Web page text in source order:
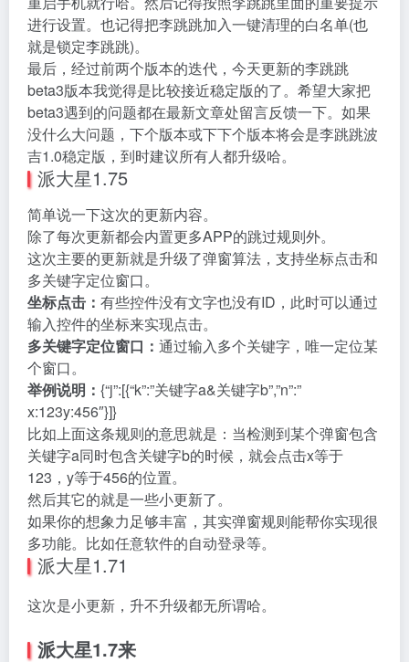
进行设置。也记得把李跳跳加入一键清理的白名单(也
就是锁定李跳跳)。
最后，经过前两个版本的迭代，今天更新的李跳跳
beta3版本我觉得是比较接近稳定版的了。希望大家把
beta3遇到的问题都在最新文章处留言反馈一下。如果
没什么大问题，下个版本或下下个版本将会是李跳跳波
吉1.0稳定版，到时建议所有人都升级哈。
派大星1.75
简单说一下这次的更新内容。
除了每次更新都会内置更多APP的跳过规则外。
这次主要的更新就是升级了弹窗算法，支持坐标点击和
多关键字定位窗口。
坐标点击： 有些控件没有文字也没有ID，此时可以通过
输入控件的坐标来实现点击。
多关键字定位窗口： 通过输入多个关键字，唯一定位某
个窗口。
举例说明： {“j”:[{“k”:”关键字a&关键字b”,”n”:”
x:123y:456″}]}
比如上面这条规则的意思就是：当检测到某个弹窗包含
关键字a同时包含关键字b的时候，就会点击x等于
123，y等于456的位置。
然后其它的就是一些小更新了。
如果你的想象力足够丰富，其实弹窗规则能帮你实现很
多功能。比如任意软件的自动登录等。
派大星1.71
这次是小更新，升不升级都无所谓哈。
派大星1.7来